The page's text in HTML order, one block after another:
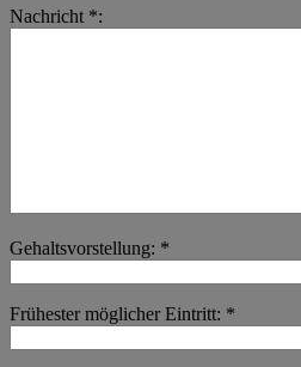
Nachricht *:
Gehaltsvorstellung: *
Frühester möglicher Eintritt: *